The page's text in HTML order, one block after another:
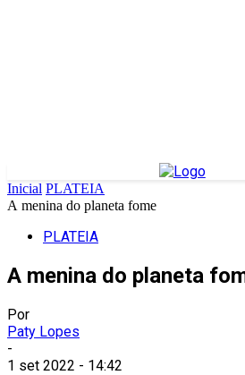
Inicial PLATEIA
A menina do planeta fome
PLATEIA
A menina do planeta
Por
Paty Lopes
-
1 set 2022 - 14:42